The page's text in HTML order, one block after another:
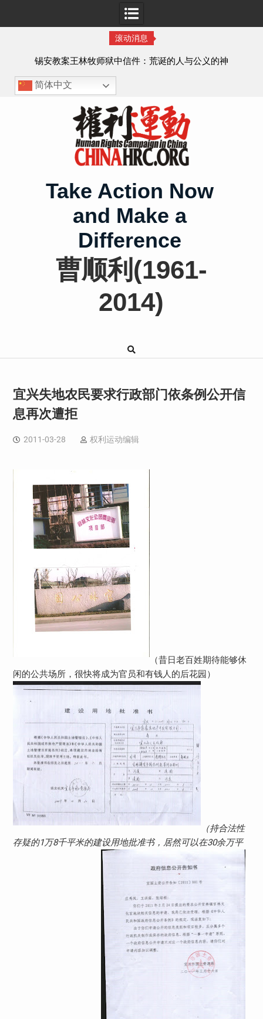
滚动消息
锡安教案王林牧师狱中信件：荒诞的人与公义的神
简体中文
Take Action Now
and Make a
Difference
曹顺利(1961-
2014)
宜兴失地农民要求行政部门依条例公开信
息再次遭拒
2011-03-28 权利运动编辑
（昔日老百姓期待能够休
闲的公共场所，很快将成为官员和有钱人的后花园）
（持合法性
存疑的1万8千平米的建设用地批准书，居然可以在30余万平